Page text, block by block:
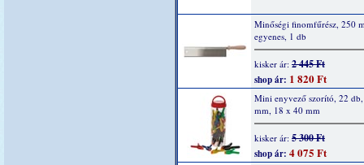
Minőségi finomfűrész, 250
egyenes, 1 db
kisker ár: 2 445 Ft
shop ár: 1 820 Ft
Mini enyvező szorító, 22
mm, 18 x 40 mm
kisker ár: 5 300 Ft
shop ár: 4 075 Ft